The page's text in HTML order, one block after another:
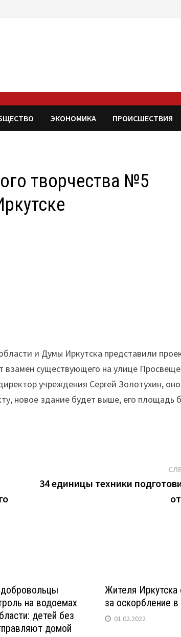
ЭКОНОМИКА ПРОИСШЕСТВИЯ
творчества №5
и Думы Иркутска представили
взамен существующего на улице
учреждения Сергей Золотухин,
новое здание будет выше, его площадь
34 единицы техники
на водоемах
детей без
домой
Жителя
за оскорбление
01.02.2022